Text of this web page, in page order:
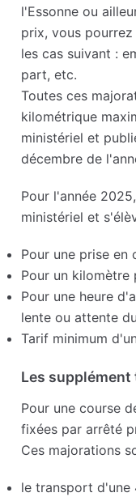
l'Essonne ou
prix, vous
les cas suivant :
part, etc.
Toutes ces
kilométrique
ministériel et
décembre de
Pour l'année
ministériel et
Pour une prise en
Pour un kilomètre
Pour une heure
lente ou attente
Tarif minimum
Les
Pour une course
fixées par arrêté
Ces majorations
le transport d'une